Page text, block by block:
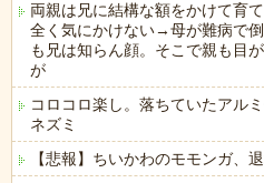
両親は兄に結構な額をかけて育
全く気にかけない→母が難病で
も兄は知らん顔。そこで親も目
が
コロコロ楽し。落ちていたアル
ネズミ
【悲報】ちいかわのモモンガ、